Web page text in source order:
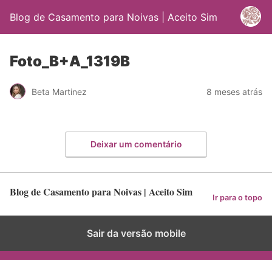
Blog de Casamento para Noivas | Aceito Sim
Foto_B+A_1319B
Beta Martinez 8 meses atrás
Deixar um comentário
Blog de Casamento para Noivas | Aceito Sim Ir para o topo
Sair da versão mobile